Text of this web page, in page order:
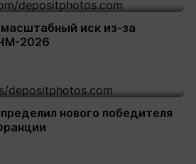
иск из-за
2026
нового победителя